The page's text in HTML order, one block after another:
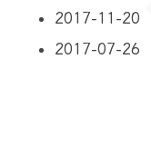
2017-11-20
2017-07-26